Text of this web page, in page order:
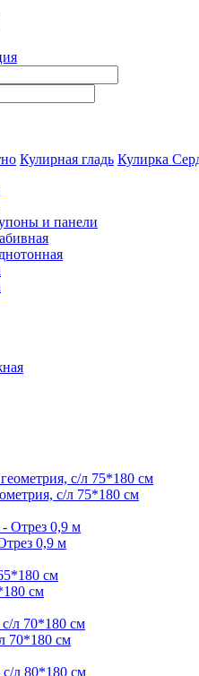
Кулирная гладь Кулирка
и панели
с/л 75*180 см
0,9 м
см
70*180 см